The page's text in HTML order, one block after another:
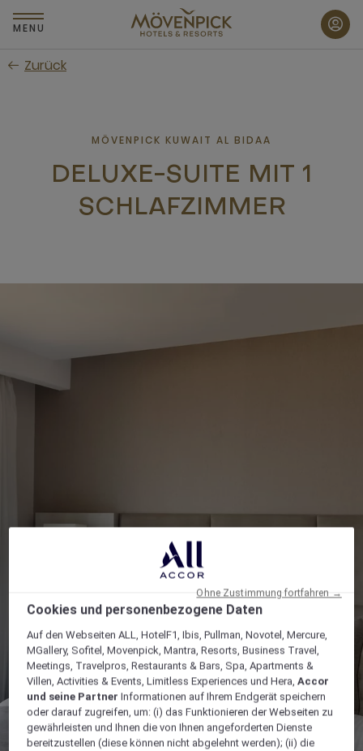
Zum
Hauptinhalt
MENU
Zurück
MÖVENPICK KUWAIT AL BIDAA
DELUXE-SUITE MIT 1
SCHLAFZIMMER
Cookies und personenbezogene Daten
Auf den Webseiten ALL, HotelF1, Ibis, Pullman, Novotel, Mercure,
MGallery, Sofitel, Movenpick, Mantra, Resorts, Business Travel,
Meetings, Travelpros, Restaurants & Bars, Spa, Apartments &
Villen, Activities & Events, Limitless Experiences und Hera,Accor
und seine Partner Informationen auf Ihrem Endgerät speichern
oder darauf zugreifen, um: (i) das Funktionieren der Webseiten zu
gewährleisten und Ihnen die von Ihnen angeforderten Dienste
bereitzustellen (diese können nicht abgelehnt werden); (ii) die
Ohne Zustimmung fortfahren →